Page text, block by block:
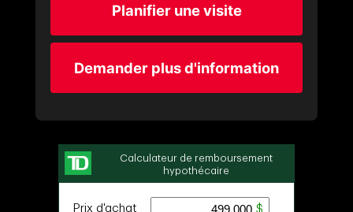
Planifier une visite
Demander plus d'information